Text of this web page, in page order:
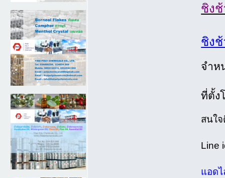
ชิง
ชิง
จำห
ที่ตั้ง
สนใ
Line
แอด